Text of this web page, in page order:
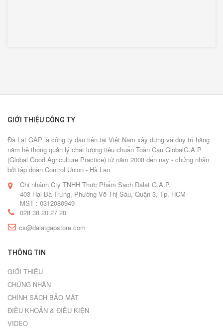
GIỚI THIỆU CÔNG TY
Đà Lạt GAP là công ty đầu tiên tại Việt Nam xây dựng và duy trì hằng
năm hệ thống quản lý chất lượng tiêu chuẩn Toàn Cầu GlobalG.A.P
(Global Good Agriculture Practice) từ năm 2008 đến nay - chứng nhận
bởi tập đoàn Control Union - Hà Lan.
Chi nhánh Cty TNHH Thực Phẩm Sạch Dalat G.A.P.
403 Hai Bà Trưng, Phường Võ Thị Sáu, Quận 3, Tp. HCM
MST : 0312080949
028 38 20 27 20
cs@dalatgapstore.com
THÔNG TIN
GIỚI THIỆU
CHỨNG NHẬN
CHÍNH SÁCH BẢO MẬT
ĐIỀU KHOẢN & ĐIỀU KIỆN
VIDEO